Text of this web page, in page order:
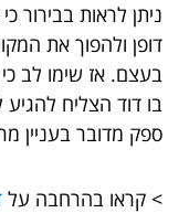
ניתן לראות בבירור
דופן ולהפוך את
בעצם. אז שימו לב
בו דוד הצליח
ספק מדובר בעניין
> קראו בהרחבה על